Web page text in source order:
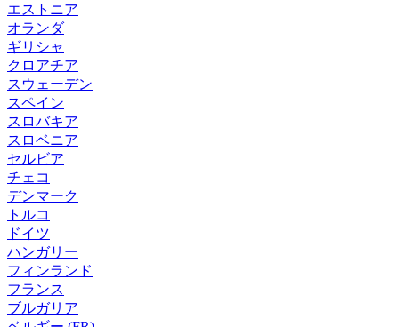
エストニア
オランダ
ギリシャ
クロアチア
スウェーデン
スペイン
スロバキア
スロベニア
セルビア
チェコ
デンマーク
トルコ
ドイツ
ハンガリー
フィンランド
フランス
ブルガリア